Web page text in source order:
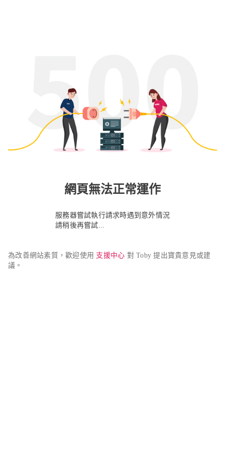
網頁無法正常運作
服務器嘗試執行請求時遇到意外情況
請稍後再嘗試...
為改善網站素質，歡迎使用 支援中心 對 Toby 提出寶貴意見或建
議。